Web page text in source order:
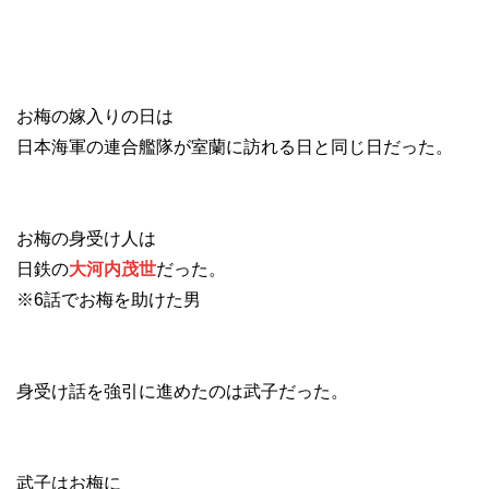
お梅の嫁入りの日は
日本海軍の連合艦隊が室蘭に訪れる日と同じ日だった。
お梅の身受け人は
日鉄の大河内茂世だった。
※6話でお梅を助けた男
身受け話を強引に進めたのは武子だった。
武子はお梅に